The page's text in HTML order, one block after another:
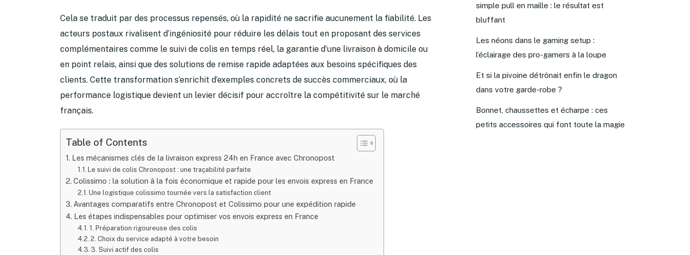
Cela se traduit par des processus repensés, où la rapidité ne sacrifie aucunement la fiabilité. Les
acteurs postaux rivalisent d’ingéniosité pour réduire les délais tout en proposant des services
complémentaires comme le suivi de colis en temps réel, la garantie d’une livraison à domicile ou
en point relais, ainsi que des solutions de remise rapide adaptées aux besoins spécifiques des
clients. Cette transformation s’enrichit d’exemples concrets de succès commerciaux, où la
performance logistique devient un levier décisif pour accroître la compétitivité sur le marché
français.
Table of Contents
Les mécanismes clés de la livraison express 24h en France avec Chronopost
Le suivi de colis Chronopost : une traçabilité parfaite
Colissimo : la solution â la fois économique et rapide pour les envois express en France
Une logistique colissimo tournée vers la satisfaction client
Avantages comparatifs entre Chronopost et Colissimo pour une expédition rapide
Les étapes indispensables pour optimiser vos envois express en France
1. Préparation rigoureuse des colis
2. Choix du service adapté à votre besoin
3. Suivi actif des colis
simple pull en maille : le résultat est
bluffant
Les néons dans le gaming setup :
l’éclairage des pro-gamers à la loupe
Et si la pivoine détrônait enfin le dragon
dans votre garde-robe ?
Bonnet, chaussettes et écharpe : ces
petits accessoires qui font toute la magie